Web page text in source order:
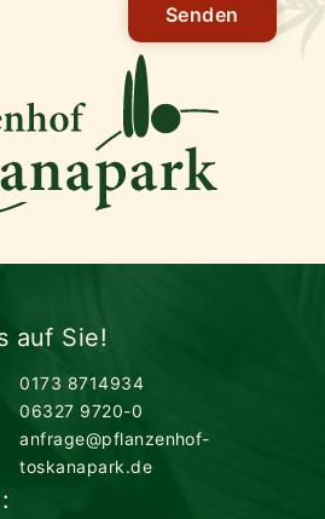
Senden
auf Sie!
0173 8714934
06327 9720-0
anfrage@pflanzenhof-
toskanapark.de